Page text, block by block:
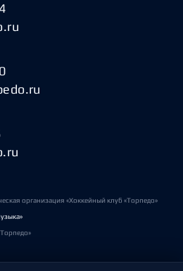
организация «Хоккейный клуб «Торпедо»